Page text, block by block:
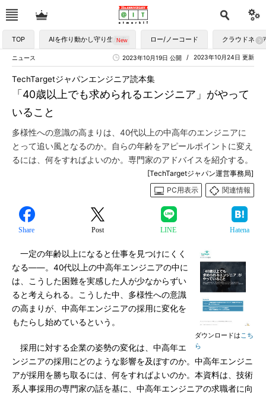
TOP AIを作り動かし守り生かす ロー/ノーコード クラウドネイ
ニュース 2023年10月24日 更新
2023年10月19日 公開
「40歳以上でも求められるエンジニア」がやって
いること
TechTargetジャパンエンジニア読本集
多様性への意識の高まりは、40代以上の中高年のエンジニアに
とって追い風となるのか。自らの年齢をアピールポイントに変え
るには、何をすればよいのか。専門家のアドバイスを紹介する。
[TechTargetジャパン運営事務局]
PC用表示
関連情報
Share Post LINE Hatena
ダウンロードはこち
ら
一定の年齢以上になると仕事を見つけにくく
なる――。40代以上の中高年エンジニアの中に
は、こうした困難を実感した人が少なからずい
ると考えられる。こうした中、多様性への意識
の高まりが、中高年エンジニアの採用に変化を
もたらし始めているという。
採用に対する企業の姿勢の変化は、中高年エ
ンジニアの採用にどのような影響を及ぼすのか。中高年エンジニ
アが採用を勝ち取るには、何をすればよいのか。本資料は、技術
系人事採用の専門家の話を基に、中高年エンジニアの求職者に向